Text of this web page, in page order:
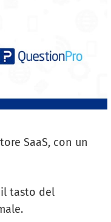
SaaS, con un
tasto del